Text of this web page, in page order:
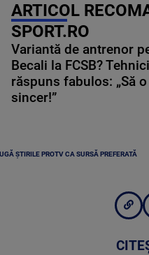
ARTICOL
SPORT.RO
Variantă de antrenor
Becali la FCSB?
răspuns fabulos: „Să
sincer!”
ȘTIRILE PROTV CA SURSĂ PREFERATĂ